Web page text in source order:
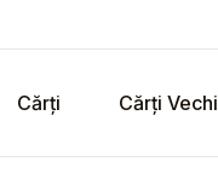
Cărți Cărți Vechi